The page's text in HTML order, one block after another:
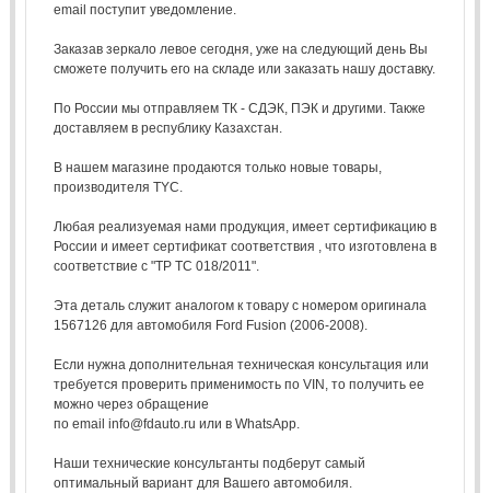
email поступит уведомление.
Заказав зеркало левое сегодня, уже на следующий день Вы
сможете получить его на складе или заказать нашу доставку.
По России мы отправляем ТК - СДЭК, ПЭК и другими. Также
доставляем в республику Казахстан.
В нашем магазине продаются только новые товары,
производителя TYC.
Любая реализуемая нами продукция, имеет сертификацию в
России и имеет сертификат соответствия , что изготовлена в
соответствие с "ТР ТС 018/2011".
Эта деталь служит аналогом к товару с номером оригинала
1567126 для автомобиля Ford Fusion (2006-2008).
Если нужна дополнительная техническая консультация или
требуется проверить применимость по VIN, то получить ее
можно через обращение
по email info@fdauto.ru или в WhatsApp.
Наши технические консультанты подберут самый
оптимальный вариант для Вашего автомобиля.